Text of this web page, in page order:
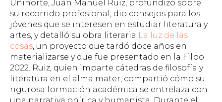
Uninorte, Juan Manuel Ruiz, profundizó sobre
su recorrido profesional, dio consejos para los
jóvenes que se interesen en estudiar literatura y
artes, y detalló su obra literaria La luz de las
cosas un proyecto que tardó doce años en
materializarse y que fue presentado en la Filbo
2022. Ruiz, quien imparte cátedras de filosofía y
literatura en el alma mater, compartió cómo su
rigurosa formación académica se entrelaza con
una narrativa onírica y humanista. Durante el